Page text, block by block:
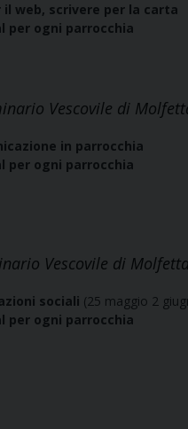
web, scrivere per la carta
per ogni parrocchia
Vescovile di
in parrocchia
per ogni parrocchia
Vescovile di
sociali (25 maggio 2
per ogni parrocchia